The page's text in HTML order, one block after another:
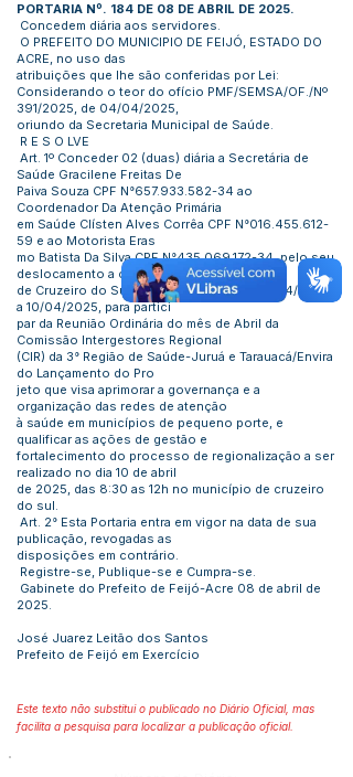
PORTARIA Nº. 184 DE 08 DE ABRIL DE 2025.
Concedem diária aos servidores.
O PREFEITO DO MUNICIPIO DE FEIJÓ, ESTADO DO
ACRE, no uso das
atribuições que lhe são conferidas por Lei:
Considerando o teor do ofício PMF/SEMSA/OF./Nº
391/2025, de 04/04/2025,
oriundo da Secretaria Municipal de Saúde.
R E S O LVE
Art. 1º Conceder 02 (duas) diária a Secretária de
Saúde Gracilene Freitas De
Paiva Souza CPF N°657.933.582-34 ao
Coordenador Da Atenção Primária
em Saúde Clísten Alves Corrêa CPF N°016.455.612-
59 e ao Motorista Eras
mo Batista Da Silva CPF N°435.069.172-34, pelo seu
deslocamento a cidade
de Cruzeiro do Sul- AC, no período de 09/04/2025
a 10/04/2025, para partici
par da Reunião Ordinária do mês de Abril da
Comissão Intergestores Regional
(CIR) da 3° Região de Saúde-Juruá e Tarauacá/Envira
do Lançamento do Pro
jeto que visa aprimorar a governança e a
organização das redes de atenção
à saúde em municípios de pequeno porte, e
qualificar as ações de gestão e
fortalecimento do processo de regionalização a ser
realizado no dia 10 de abril
de 2025, das 8:30 as 12h no município de cruzeiro
do sul.
Art. 2° Esta Portaria entra em vigor na data de sua
publicação, revogadas as
disposições em contrário.
Registre-se, Publique-se e Cumpra-se.
Gabinete do Prefeito de Feijó-Acre 08 de abril de
2025.
José Juarez Leitão dos Santos
Prefeito de Feijó em Exercício
Este texto não substitui o publicado no Diário Oficial, mas
facilita a pesquisa para localizar a publicação oficial.